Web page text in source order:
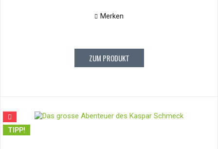
Merken
ZUM PRODUKT
TIPP!